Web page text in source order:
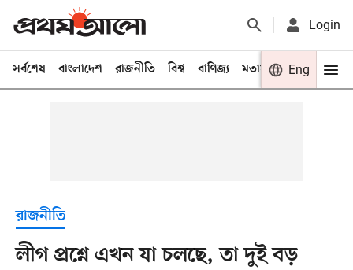
Login
সর্বশেষ বাংলাদেশ রাজনীতি বিশ্ব বাণিজ্য মতামত খেলা
Eng
রাজনীতি
লীগ প্রশ্নে এখন যা চলছে, তা দুই বড়